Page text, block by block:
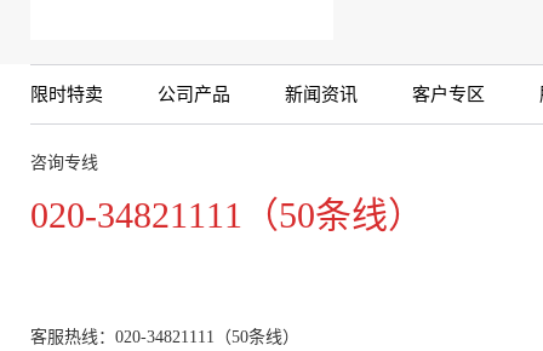
限时特卖 公司产品 新闻资讯 客户专区
咨询专线
020-34821111（50条线）
客服热线：020-34821111（50条线）